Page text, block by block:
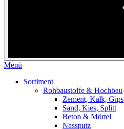
Menü
Sortiment
Rohbaustoffe & Hochbau
Zement, Kalk, Gips
Sand, Kies, Splitt
Beton & Mörtel
Nassputz